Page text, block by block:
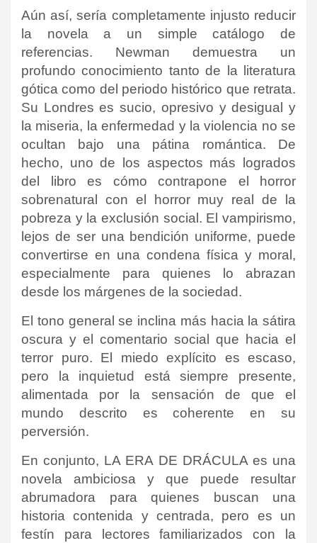
Aún así, sería completamente injusto reducir
la novela a un simple catálogo de
referencias. Newman demuestra un
profundo conocimiento tanto de la literatura
gótica como del periodo histórico que retrata.
Su Londres es sucio, opresivo y desigual y
la miseria, la enfermedad y la violencia no se
ocultan bajo una pátina romántica. De
hecho, uno de los aspectos más logrados
del libro es cómo contrapone el horror
sobrenatural con el horror muy real de la
pobreza y la exclusión social. El vampirismo,
lejos de ser una bendición uniforme, puede
convertirse en una condena física y moral,
especialmente para quienes lo abrazan
desde los márgenes de la sociedad.
El tono general se inclina más hacia la sátira
oscura y el comentario social que hacia el
terror puro. El miedo explícito es escaso,
pero la inquietud está siempre presente,
alimentada por la sensación de que el
mundo descrito es coherente en su
perversión.
En conjunto, LA ERA DE DRÁCULA es una
novela ambiciosa y que puede resultar
abrumadora para quienes buscan una
historia contenida y centrada, pero es un
festín para lectores familiarizados con la